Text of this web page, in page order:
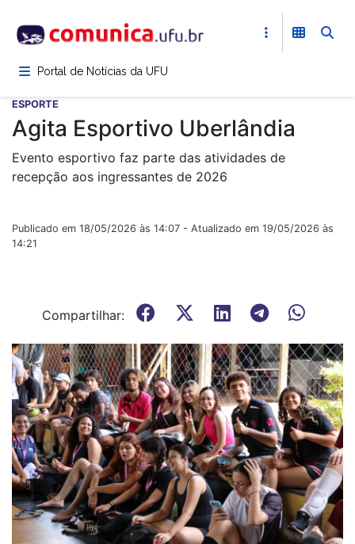
para
conteúdoPortal de Notícias da UFU
ESPORTE
Agita Esportivo Uberlândia
Evento esportivo faz parte das atividades de
recepção aos ingressantes de 2026
Publicado em 18/05/2026 às 14:07 - Atualizado em 19/05/2026 às
14:21
Compartilhar: